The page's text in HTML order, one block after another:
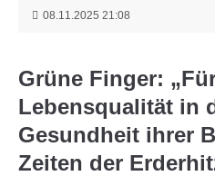
Anmelden
08.11.2025 21:08
Grüne Finger:
Lebensqualität in
Gesundheit ihrer
Zeiten der